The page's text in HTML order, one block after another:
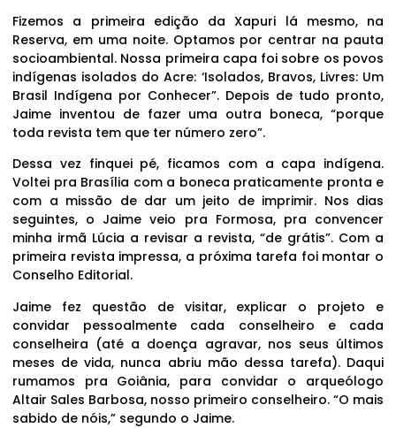
Fizemos a primeira edição da Xapuri lá mesmo, na
Reserva, em uma noite. Optamos por centrar na pauta
socioambiental. Nossa primeira capa foi sobre os povos
indígenas isolados do Acre: ‘Isolados, Bravos, Livres: Um
Brasil Indígena por Conhecer”. Depois de tudo pronto,
Jaime inventou de fazer uma outra boneca, “porque
toda revista tem que ter número zero”.
Dessa vez finquei pé, ficamos com a capa indígena.
Voltei pra Brasília com a boneca praticamente pronta e
com a missão de dar um jeito de imprimir. Nos dias
seguintes, o Jaime veio pra Formosa, pra convencer
minha irmã Lúcia a revisar a revista, “de grátis”. Com a
primeira revista impressa, a próxima tarefa foi montar o
Conselho Editorial.
Jaime fez questão de visitar, explicar o projeto e
convidar pessoalmente cada conselheiro e cada
conselheira (até a doença agravar, nos seus últimos
meses de vida, nunca abriu mão dessa tarefa). Daqui
rumamos pra Goiânia, para convidar o arqueólogo
Altair Sales Barbosa, nosso primeiro conselheiro. “O mais
sabido de nóis,” segundo o Jaime.